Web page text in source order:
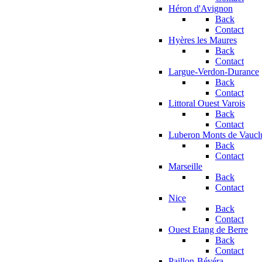
Héron d'Avignon
Back
Contact
Hyères les Maures
Back
Contact
Largue-Verdon-Durance
Back
Contact
Littoral Ouest Varois
Back
Contact
Luberon Monts de
Back
Contact
Marseille
Back
Contact
Nice
Back
Contact
Ouest Etang de Berre
Back
Contact